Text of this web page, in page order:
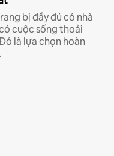
bị đầy đủ có nhà
cuộc sống thoải
là lựa chọn hoàn